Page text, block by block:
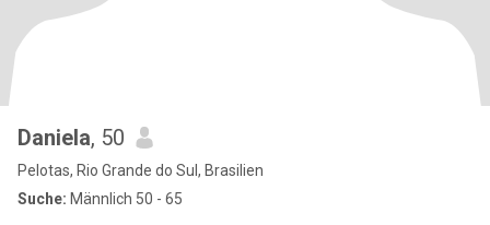
Daniela, 50
Pelotas, Rio Grande do Sul, Brasilien
Suche: Männlich 50 - 65